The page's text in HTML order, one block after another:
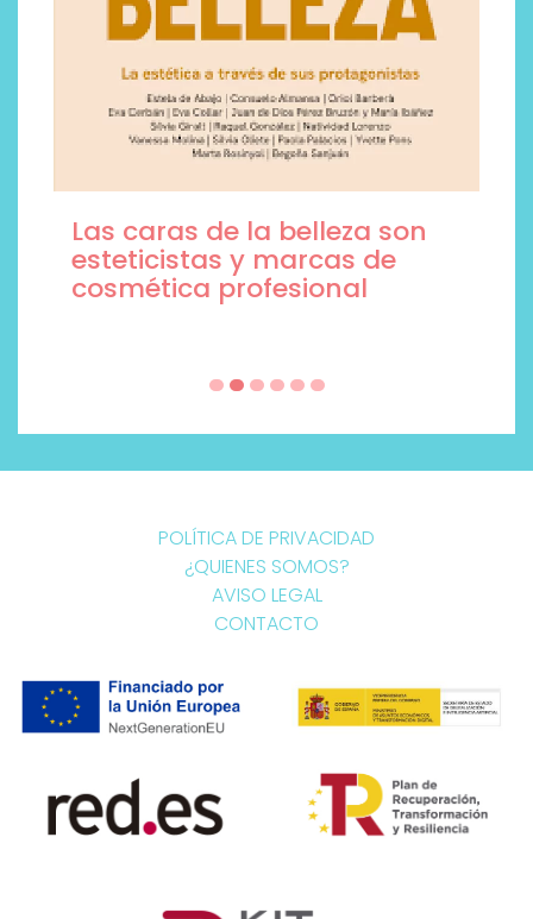
Las caras de la belleza son
esteticistas y marcas de
cosmética profesional
POLÍTICA DE PRIVACIDAD
¿QUIENES SOMOS?
AVISO LEGAL
CONTACTO